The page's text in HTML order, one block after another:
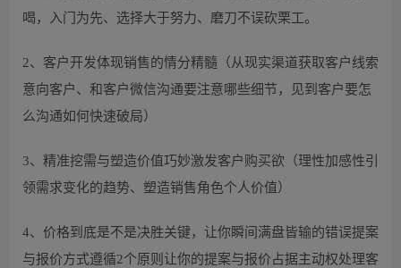
喝，入门为先、选择大于努力、磨刀不误砍栗工。
2、客户开发体现销售的情分精髓（从现实渠道获取客户线索
意向客户、和客户微信沟通要注意哪些细节，见到客户要怎
么沟通如何快速破局）
3、精准挖需与塑造价值巧妙激发客户购买欲（理性加感性引
领需求变化的趋势、塑造销售角色个人价值）
4、价格到底是不是决胜关键，让你瞬间满盘皆输的错误提案
与报价方式遵循2个原则让你的提案与报价占据主动权处理客